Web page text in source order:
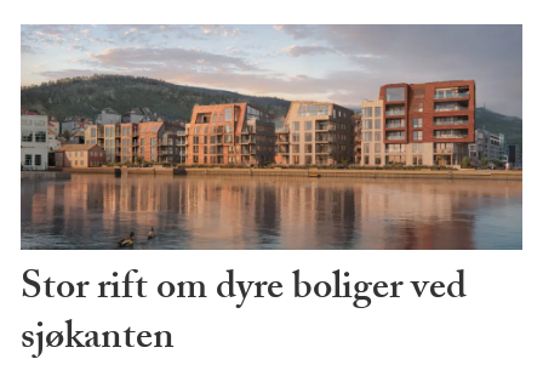
Stor rift om dyre boliger ved
sjøkanten